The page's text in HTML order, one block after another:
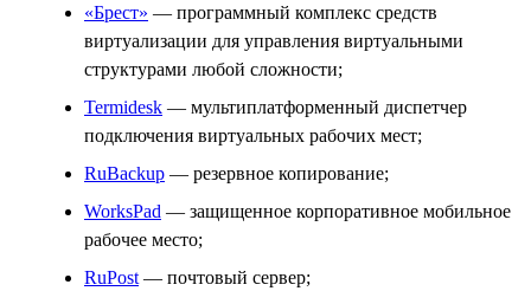
«Брест» — программный комплекс средств
виртуализации для управления виртуальными
структурами любой сложности;
Termidesk — мультиплатформенный диспетчер
подключения виртуальных рабочих мест;
RuBackup — резервное копирование;
WorksPad — защищенное корпоративное мобильное
рабочее место;
RuPost — почтовый сервер;